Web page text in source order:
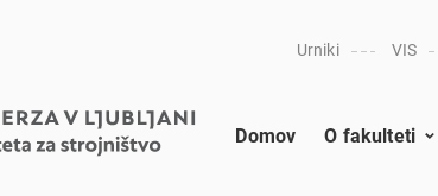
Urniki VIS
Domov O fakulteti